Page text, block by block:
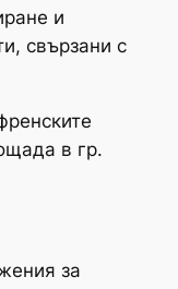
и
свързани с
в гр.
за